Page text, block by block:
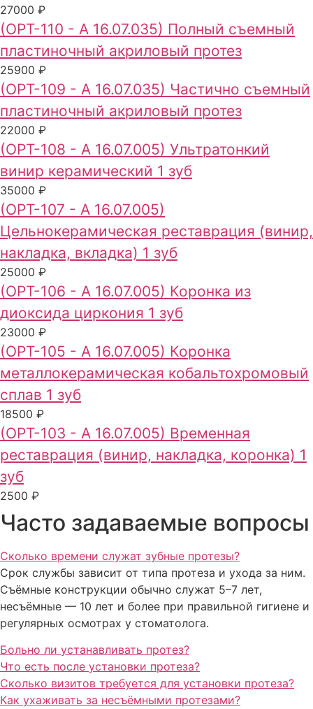
27000 ₽
(ОРТ-110 - А 16.07.035) Полный съемный
пластиночный акриловый протез
25900 ₽
(ОРТ-109 - А 16.07.035) Частично съемный
пластиночный акриловый протез
22000 ₽
(ОРТ-108 - А 16.07.005) Ультратонкий
винир керамический 1 зуб
35000 ₽
(ОРТ-107 - А 16.07.005)
Цельнокерамическая реставрация (винир,
накладка, вкладка) 1 зуб
25000 ₽
(ОРТ-106 - А 16.07.005) Коронка из
диоксида циркония 1 зуб
23000 ₽
(ОРТ-105 - А 16.07.005) Коронка
металлокерамическая кобальтохромовый
сплав 1 зуб
18500 ₽
(ОРТ-103 - А 16.07.005) Временная
реставрация (винир, накладка, коронка) 1
зуб
2500 ₽
Часто задаваемые вопросы
Сколько времени служат зубные протезы?
Срок службы зависит от типа протеза и ухода за ним.
Съёмные конструкции обычно служат 5–7 лет,
несъёмные — 10 лет и более при правильной гигиене и
регулярных осмотрах у стоматолога.
Больно ли устанавливать протез?
Что есть после установки протеза?
Сколько визитов требуется для установки протеза?
Как ухаживать за несъёмными протезами?